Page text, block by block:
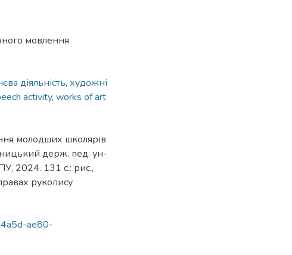
мовлення
діяльність, художні
activity, works of art
молодших школярів
держ. пед. ун-
2024. 131 с.: рис.,
рукопису
ae80-